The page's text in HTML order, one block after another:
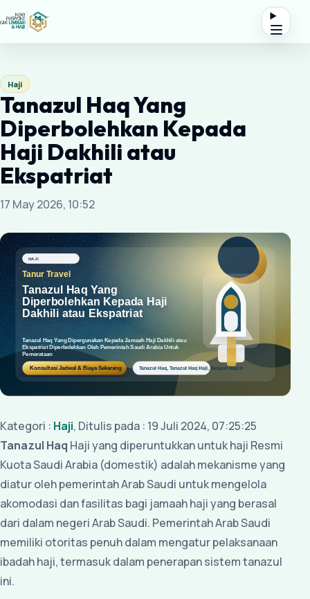
Haji
Tanazul Haq Yang
Diperbolehkan Kepada
Haji Dakhili atau
Ekspatriat
17 May 2026, 10:52
Kategori : Haji, Ditulis pada : 19 Juli 2024, 07:25:25
Tanazul Haq Haji yang diperuntukkan untuk haji Resmi
Kuota Saudi Arabia (domestik) adalah mekanisme yang
diatur oleh pemerintah Arab Saudi untuk mengelola
akomodasi dan fasilitas bagi jamaah haji yang berasal
dari dalam negeri Arab Saudi. Pemerintah Arab Saudi
memiliki otoritas penuh dalam mengatur pelaksanaan
ibadah haji, termasuk dalam penerapan sistem tanazul
ini.